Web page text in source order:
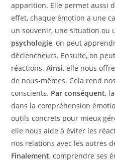
apparition. Elle permet aussi
effet, chaque émotion a une
un souvenir, une situation ou
psychologie, on peut
déclencheurs. Ensuite, on
réactions.Ainsi, elle nous
de nous-mêmes. Cela rend
conscients. Par conséquent,
dans la compréhension
outils concrets pour mieux
elle nous aide à éviter les
nos relations avec les autres
Finalement, comprendre ses